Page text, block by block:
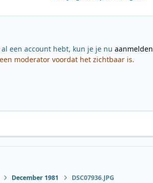
een account hebt, kun je je nu aanmelden
moderator voordat het zichtbaar is.
December 1981 DSC07936.JPG